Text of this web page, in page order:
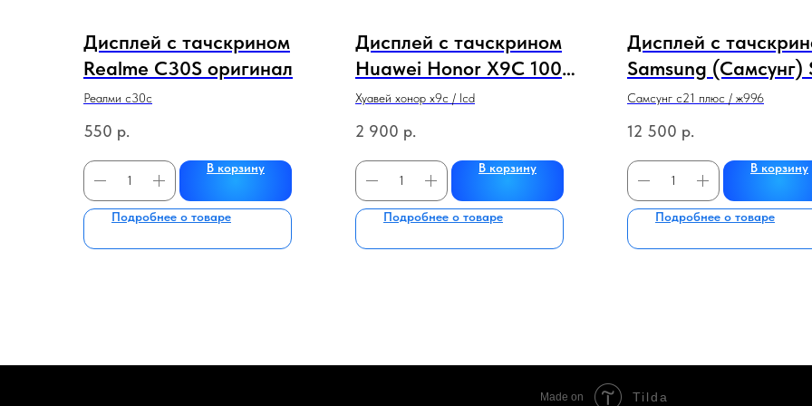
Дисплей с тачскрином
Realme C30S оригинал
Реалми с30с
550 р.
В корзину
Подробнее о товаре
Дисплей с тачскрином
Huawei Honor X9C 100%
ориг. В рамке БЕЗ АКБ
черный
Хуавей хонор х9с / lcd
2 900 р.
В корзину
Подробнее о товаре
Дисплей с
Samsung (Самсунг)
plus / G996
100% оригинал)
с рамкой
Самсунг с21 плюс / ж996
12 500 р.
В корзину
Подробнее о товаре
Made on Tilda